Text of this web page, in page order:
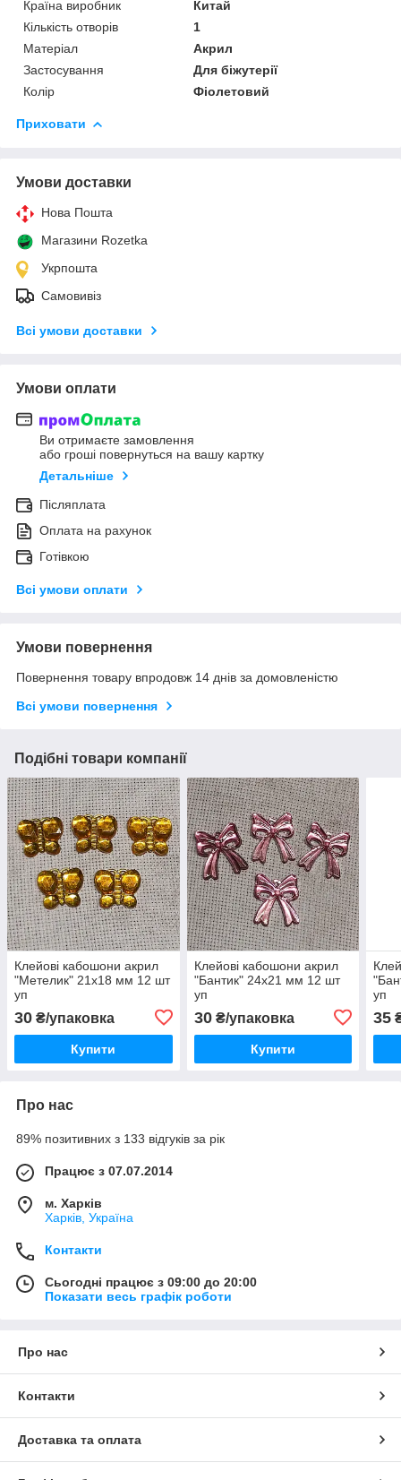
Країна виробник
Китай
Кількість отворів
1
Матеріал
Акрил
Застосування
Для біжутерії
Колір
Фіолетовий
Приховати
Умови доставки
Нова Пошта
Магазини Rozetka
Укрпошта
Самовивіз
Всі умови доставки
Умови оплати
Ви отримаєте замовлення
або гроші повернуться на вашу картку
Детальніше
Післяплата
Оплата на рахунок
Готівкою
Всі умови оплати
Умови повернення
Повернення товару впродовж 14 днів за домовленістю
Всі умови повернення
Подібні товари компанії
Клейові кабошони акрил
"Метелик" 21х18 мм 12 шт
уп
30 ₴/упаковка
Купити
Клейові кабошони акрил
"Бантик" 24х21 мм 12 шт
уп
30₴/упаковка
Купити
уп
35
Про нас
89% позитивних з 133 відгуків за рік
Працює з 07.07.2014
м. Харків
Харків, Україна
Контакти
Сьогодні працює з 09:00 до 20:00
Показати весь графік роботи
Про нас
Контакти
Доставка та оплата